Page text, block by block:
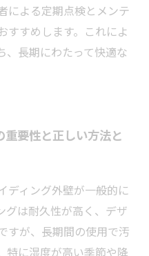
による定期点検とメンテ
すすめします。これによ
、長期にわたって快適な
要性と正しい方法と
ディング外壁が一般的に
グは耐久性が高く、デザ
すが、長期間の使用で汚
特に湿度が高い季節や降